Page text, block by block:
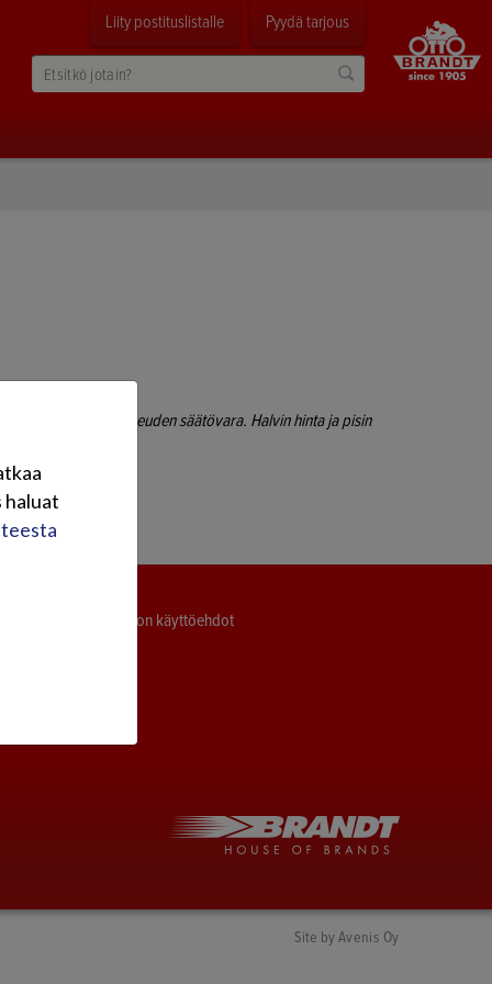
Liity postituslistalle Pyydä tarjous
Suurin leikkuukorkeuden säätövara. Halvin hinta ja pisin
Sivuston käyttöehdot
Site byAvenis Oy
haluat